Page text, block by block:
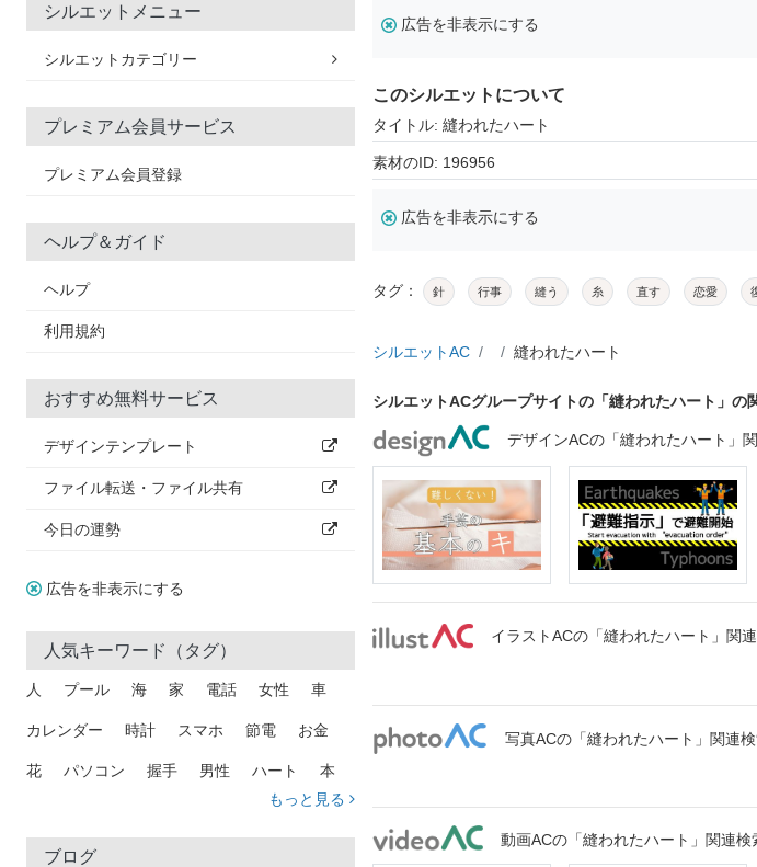
シルエットメニュー
シルエットカテゴリー
プレミアム会員サービス
プレミアム会員登録
ヘルプ＆ガイド
ヘルプ
利用規約
おすすめ無料サービス
デザインテンプレート
ファイル転送・ファイル共有
今日の運勢
広告を非表示にする
人気キーワード（タグ）
人 プール 海 家 電話 女性 車
カレンダー 時計 スマホ 節電 お金
花 パソコン 握手 男性 ハート 本
トラック 木
吹き出し
もっと見る
ブログ
広告を非表示にする
このシルエットについて
タイトル: 縫われたハート
素材のID: 196956
広告を非表示にする
タグ： 針 行事 縫う 糸 直す 恋愛
シルエットAC 縫われたハート
シルエットACグループサイトの「縫われたハート」の
デザインACの「縫われたハート」
イラストACの「縫われたハート」関
写真ACの「縫われたハート」関連
動画ACの「縫われたハート」関連検